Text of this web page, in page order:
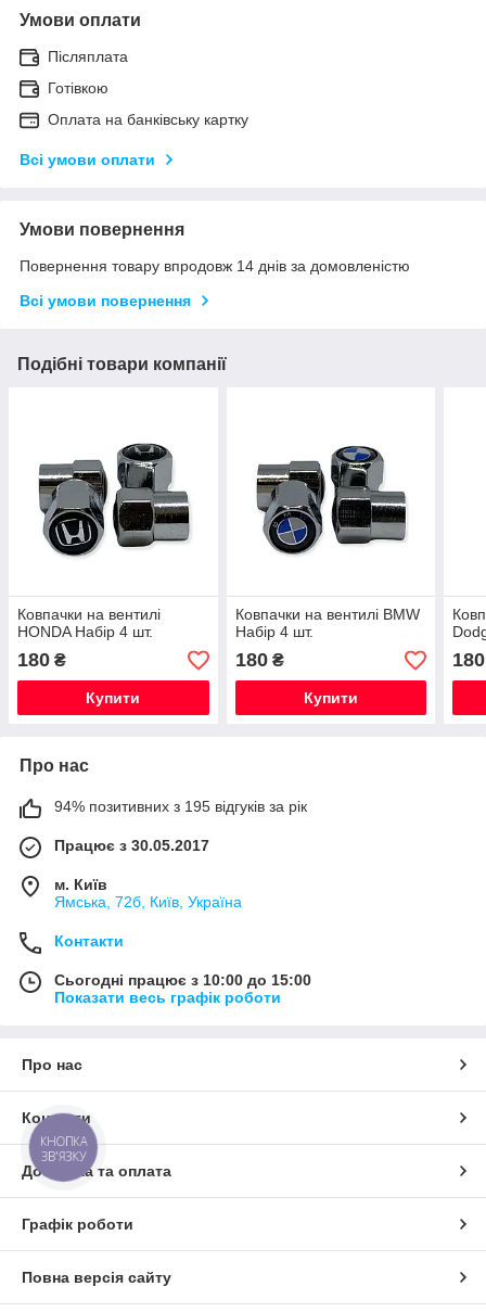
Умови оплати
Післяплата
Готівкою
Оплата на банківську картку
Всі умови оплати
Умови повернення
Повернення товару впродовж 14 днів за домовленістю
Всі умови повернення
Подібні товари компанії
Ковпачки на вентилі
HONDA Набір 4 шт.
180 ₴
Купити
Ковпачки на вентилі BMW
Набір 4 шт.
180₴
Купити
180
Про нас
94% позитивних з 195 відгуків за рік
Працює з 30.05.2017
м. Київ
Ямська, 72б, Київ, Україна
Контакти
Сьогодні працює з 10:00 до 15:00
Показати весь графік роботи
Про нас
Контакти
Доставка та оплата
Графік роботи
Повна версія сайту
КНОПКА
ЗВ'ЯЗКУ